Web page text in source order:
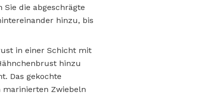
die abgeschrägte
hinzu, bis
in einer Schicht mit
hinzu
Das gekochte
marinierten Zwiebeln